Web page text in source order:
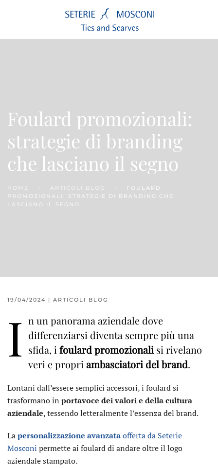
Foulard promozionali:
strategie di branding
che lasciano il segno
HOME ARTICOLI BLOG
FOULARD
PROMOZIONALI: STRATEGIE DI BRANDING CHE
LASCIANO IL SEGNO
19/04/2024 | ARTICOLI BLOG
I n un panorama aziendale dove
differenziarsi diventa sempre più una
sfida, i foulard promozionali si rivelano
veri e propri ambasciatori del brand.
Lontani dall’essere semplici accessori, i foulard si
trasformano in portavoce dei valori e della cultura
aziendale, tessendo letteralmente l’essenza del brand.
Lapersonalizzazione avanzataofferta da Seterie
Mosconi permette ai foulard di andare oltre il logo
aziendale stampato.